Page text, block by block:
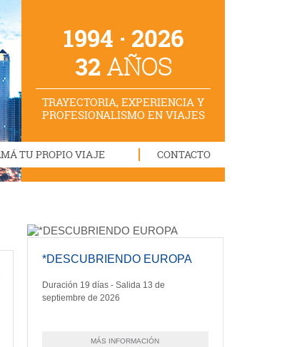
1994 · 2026
32AÑOS
TRAYECTORIA, EXPERIENCIA Y
PROFESIONALISMO EN VIAJES
TU PROPIO VIAJE CONTACTO
*DESCUBRIENDO EUROPA
Duración 19 días - Salida 13 de
septiembre de 2026
MÁS INFORMACIÓN